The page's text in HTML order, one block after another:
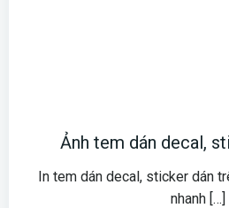
Ảnh tem dán decal,
In tem dán decal, sticker dán
nhanh […]